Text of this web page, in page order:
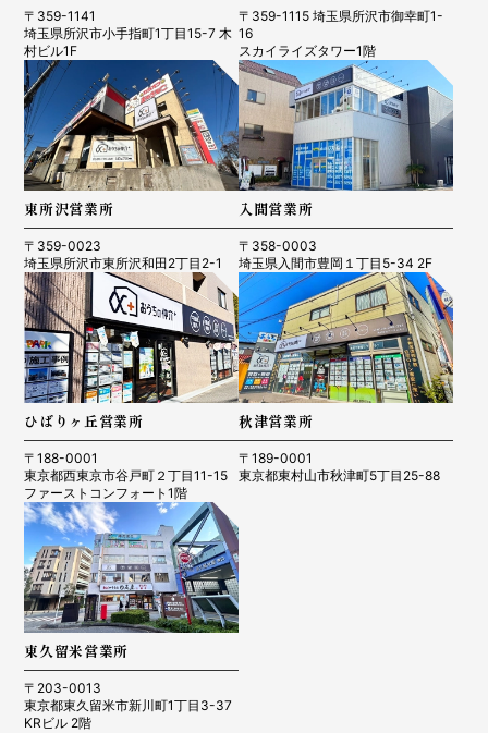
〒359-1141
埼玉県所沢市小手指町1丁目15-7 木
村ビル1F
〒359-1115 埼玉県所沢市御幸町1-
16
スカイライズタワー1階
東所沢営業所
〒359-0023
埼玉県所沢市東所沢和田2丁目2-1
入間営業所
〒358-0003
埼玉県入間市豊岡１丁目5-34 2F
ひばりヶ丘営業所
〒188-0001
東京都西東京市谷戸町２丁目11-15
ファーストコンフォート1階
秋津営業所
〒189-0001
東京都東村山市秋津町5丁目25-88
東久留米営業所
〒203-0013
東京都東久留米市新川町1丁目3-37
KRビル 2階